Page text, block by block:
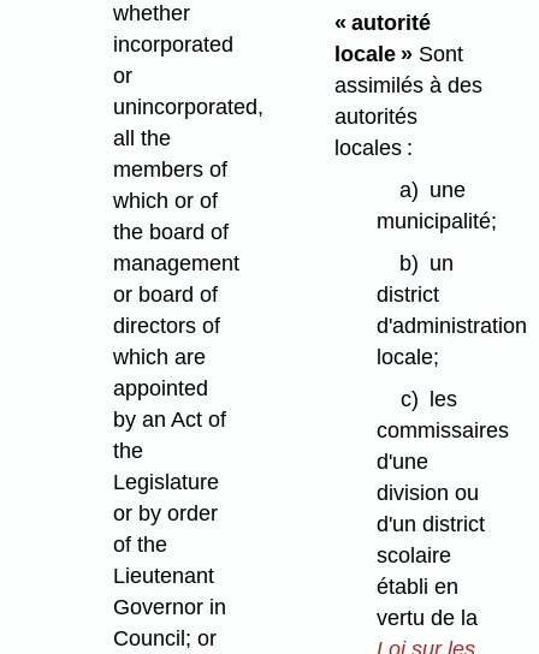
whether
incorporated
or
unincorporated,
all the
members of
which or of
the board of
management
or board of
directors of
which are
appointed
by an Act of
the
Legislature
or by order
of the
Lieutenant
Governor in
Council; or
« autorité
locale »Sont
assimilés à des
autorités
locales :
a) une
municipalité;
b) un
district
d'administration
locale;
c) les
commissaires
d'une
division ou
d'un district
scolaire
établi en
vertu de la
Loi sur les